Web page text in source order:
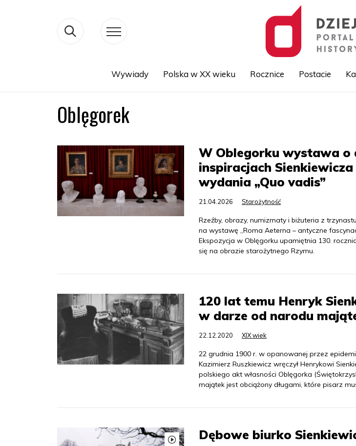
Wywiady Polska w XX wieku Rocznice Postacie
Oblęgorek
W Oblegorku wystawa o
inspiracjach
wydania „Quo vadis”
21.04.2026 Starożytność
Rzeźby, obrazy, numizmaty i biżuteria z
na wystawę „Roma Aeterna – antyczne
Ekspozycja w Oblęgorku upamiętnia 130.
się na obrazie starożytnego Rzymu.
120 lat temu Henryk
w darze od narodu
22.12.2020 XIX wiek
22 grudnia 1900 r. w opanowanej przez
Kazimierz Ruszkiewicz wręczył Henrykowi
polskiego akt własności Oblęgorka
majątek jest obciążony długami, które pisarz
Dębowe biurko